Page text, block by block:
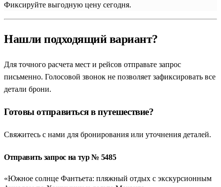
Фиксируйте выгодную цену сегодня.
Нашли подходящий вариант?
Для точного расчета мест и рейсов отправьте запрос
письменно. Голосовой звонок не позволяет зафиксировать все
детали брони.
Готовы отправиться в путешествие?
Свяжитесь с нами для бронирования или уточнения деталей.
Отправить запрос на тур № 5485
«Южное солнце Фантьета: пляжный отдых с экскурсионным